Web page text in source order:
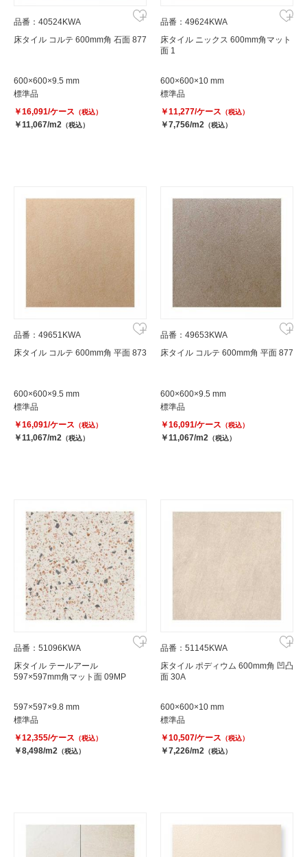
品番：40524KWA
床タイル コルテ 600mm角 石面 877
600×600×9.5 mm
標準品
￥16,091/ケース （税込）
￥11,067/m2 （税込）
品番：49624KWA
床タイル ニックス 600mm角マット
面 1
600×600×10 mm
標準品
￥11,277/ケース （税込）
￥7,756/m2 （税込）
品番：49651KWA
床タイル コルテ 600mm角 平面 873
600×600×9.5 mm
標準品
￥16,091/ケース （税込）
￥11,067/m2 （税込）
品番：49653KWA
床タイル コルテ 600mm角 平面 877
600×600×9.5 mm
標準品
￥16,091/ケース （税込）
￥11,067/m2 （税込）
品番：51096KWA
床タイル テールアール
597×597mm角マット面 09MP
597×597×9.8 mm
標準品
￥12,355/ケース （税込）
￥8,498/m2 （税込）
品番：51145KWA
床タイル ポディウム 600mm角 凹凸
面 30A
600×600×10 mm
標準品
￥10,507/ケース （税込）
￥7,226/m2 （税込）